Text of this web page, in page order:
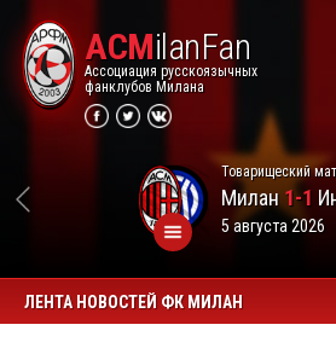
ACMilanFan
Ассоциация русскоязычных
фанклубов Милана
Товарищеский
Милан1-1
5 августа 2026
ЛЕНТА НОВОСТЕЙ ФК МИЛАН